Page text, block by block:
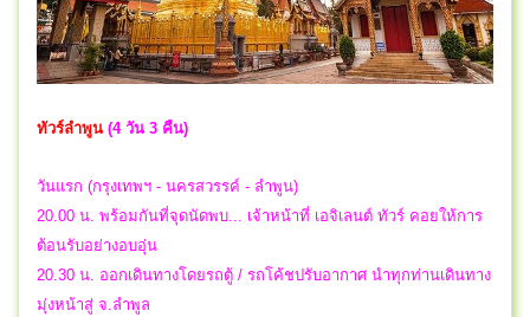
ทัวร์ลำพูน (4 วัน 3 คืน)
วันแรก (กรุงเทพฯ - นครสวรรค์ - ลำพูน)
20.00 น. พร้อมกันที่จุดนัดพบ... เจ้าหน้าที่ เอจิเลนต์ ทัวร์ คอยให้การ
ต้อนรับอย่างอบอุ่น
20.30 น. ออกเดินทางโดยรถตู้ / รถโค้ชปรับอากาศ นำทุกท่านเดินทาง
มุ่งหน้าสู่ จ.ลำพูล